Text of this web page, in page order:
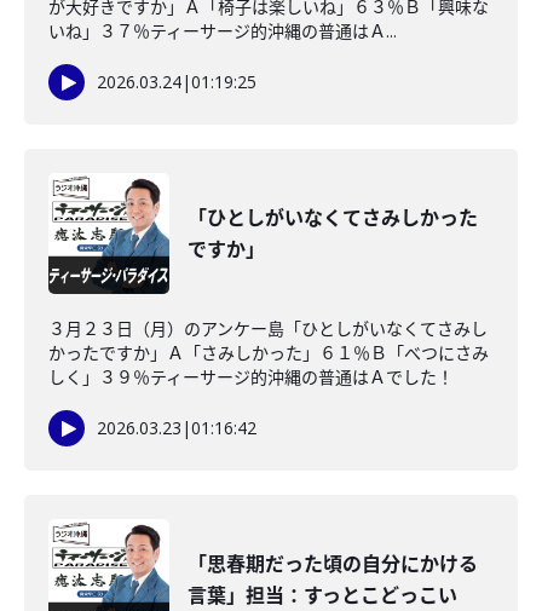
が大好きですか」Ａ「椅子は楽しいね」６３％Ｂ「興味な
いね」３７％ティーサージ的沖縄の普通はＡ...
2026.03.24|01:19:25
「ひとしがいなくてさみしかった
ですか」
３月２３日（月）のアンケー島「ひとしがいなくてさみし
かったですか」Ａ「さみしかった」６１％Ｂ「べつにさみ
しく」３９％ティーサージ的沖縄の普通はＡでした！
2026.03.23 |01:16:42
「思春期だった頃の自分にかける
言葉」担当：すっとこどっこい